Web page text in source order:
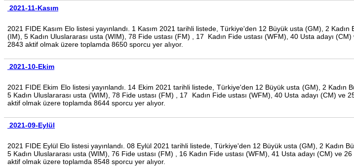
2021-11-Kasım
2021 FIDE Kasım Elo listesi yayınlandı. 1 Kasım 2021 tarihli listede, Türkiye'den 12 Büyük usta (GM), 2
(IM), 5 Kadın Uluslararası usta (WIM), 78 Fide ustası (FM) , 17 Kadın Fide ustası (WFM), 40 Usta adayı (CM)
2843 aktif olmak üzere toplamda 8650 sporcu yer alıyor.
2021-10-Ekim
2021 FIDE Ekim Elo listesi yayınlandı. 14 Ekim 2021 tarihli listede, Türkiye'den 12 Büyük usta (GM), 2 Kadın
5 Kadın Uluslararası usta (WIM), 78 Fide ustası (FM) , 17 Kadın Fide ustası (WFM), 40 Usta adayı (CM) ve
aktif olmak üzere toplamda 8644 sporcu yer alıyor.
2021-09-Eylül
2021 FIDE Eylül Elo listesi yayınlandı. 08 Eylül 2021 tarihli listede, Türkiye'den 12 Büyük usta (GM), 2 Kadın
5 Kadın Uluslararası usta (WIM), 76 Fide ustası (FM) , 16 Kadın Fide ustası (WFM), 41 Usta adayı (CM) ve
aktif olmak üzere toplamda 8548 sporcu yer alıyor.